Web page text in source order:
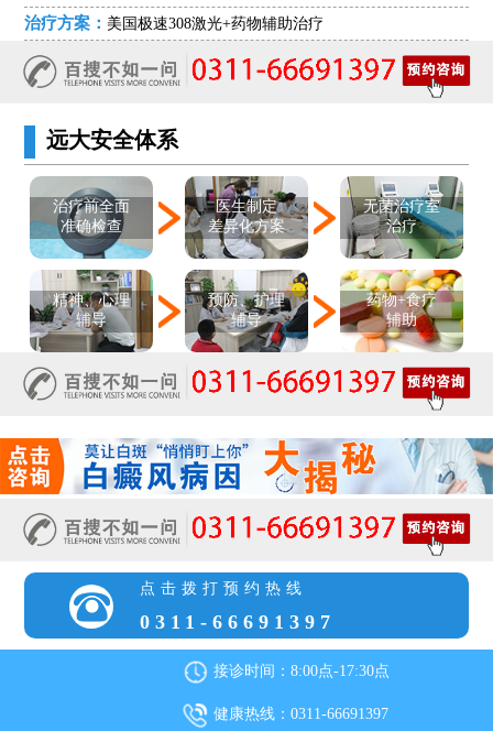
治疗方案： 美国极速308激光+药物辅助治疗
远大安全体系
治疗前全面
准确检查
医生制定
差异化方案
无菌治疗室
治疗
精神、心理
辅导
预防、护理
辅导
药物+食疗
辅助
点击拨打预约热线
0311-66691397
接诊时间：8:00点-17:30点
健康热线：0311-66691397